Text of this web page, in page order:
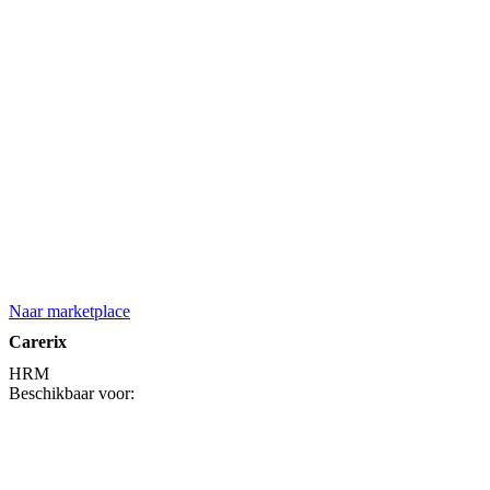
Naar marketplace
Carerix
HRM
Beschikbaar voor: